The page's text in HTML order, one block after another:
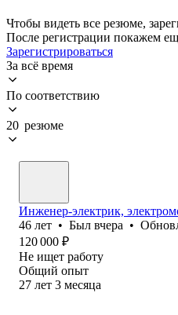
Чтобы видеть все резюме,
После регистрации покажем
Зарегистрироваться
За всё время
По соответствию
20 резюме
Инженер-электрик,
46 лет • Был вчера •
120 000 ₽
Не ищет работу
Общий опыт
27 лет 3 месяца